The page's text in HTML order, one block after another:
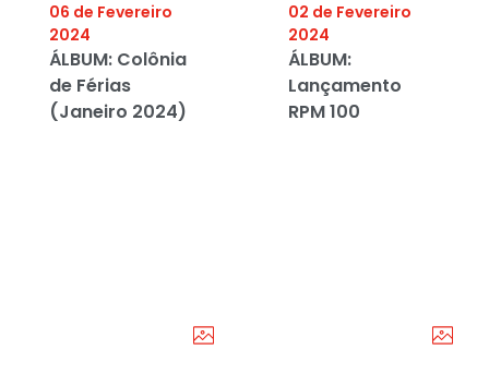
06 de Fevereiro
2024
ÁLBUM: Colônia
de Férias
(Janeiro 2024)
02 de Fevereiro
2024
ÁLBUM:
Lançamento
RPM 100